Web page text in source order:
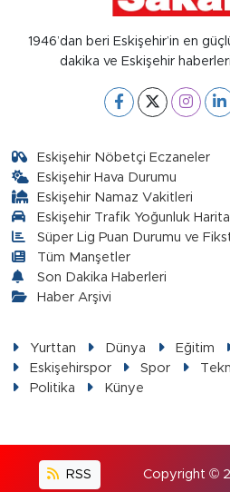
1946’dan beri Eskişehir’in en
dakika ve Eskişehir
Eskişehir Nöbetçi Eczaneler
Eskişehir Hava Durumu
Eskişehir Namaz Vakitleri
Eskişehir Trafik Yoğunluk
Süper Lig Puan Durumu ve
Tüm Manşetler
Son Dakika Haberleri
Haber Arşivi
Yurttan Dünya Eğitim
Eskişehirspor
Spor
Politika
Künye
RSS Copyright ©